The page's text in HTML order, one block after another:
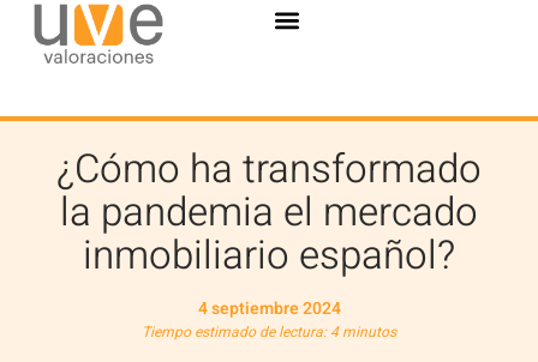
¿Cómo ha transformado
la pandemia el mercado
inmobiliario español?
4 septiembre 2024
Tiempo estimado de lectura: 4minutos